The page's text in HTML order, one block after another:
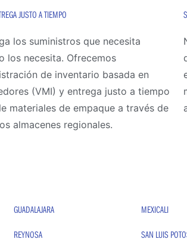
JUSTO A TIEMPO
los suministros que necesita
los necesita. Ofrecemos
de inventario basada en
(VMI) y entrega justo a tiempo
materiales de empaque a través de
almacenes regionales.
GUADALAJARA MEXICALI
REYNOSA SAN LUIS